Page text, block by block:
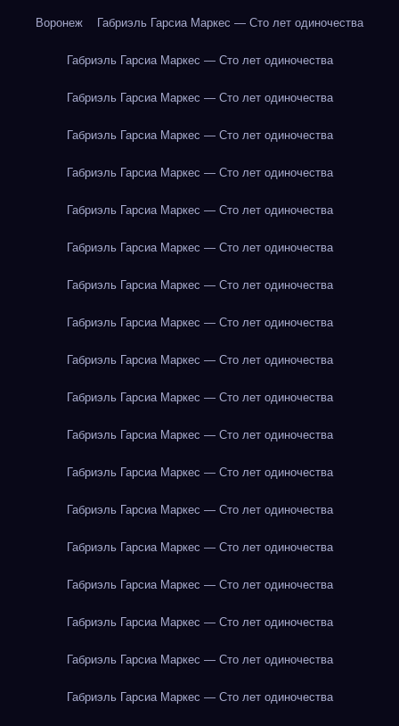
Воронеж Габриэль Гарсиа Маркес — Сто лет одиночества
Габриэль Гарсиа Маркес — Сто лет одиночества
Габриэль Гарсиа Маркес — Сто лет одиночества
Габриэль Гарсиа Маркес — Сто лет одиночества
Габриэль Гарсиа Маркес — Сто лет одиночества
Габриэль Гарсиа Маркес — Сто лет одиночества
Габриэль Гарсиа Маркес — Сто лет одиночества
Габриэль Гарсиа Маркес — Сто лет одиночества
Габриэль Гарсиа Маркес — Сто лет одиночества
Габриэль Гарсиа Маркес — Сто лет одиночества
Габриэль Гарсиа Маркес — Сто лет одиночества
Габриэль Гарсиа Маркес — Сто лет одиночества
Габриэль Гарсиа Маркес — Сто лет одиночества
Габриэль Гарсиа Маркес — Сто лет одиночества
Габриэль Гарсиа Маркес — Сто лет одиночества
Габриэль Гарсиа Маркес — Сто лет одиночества
Габриэль Гарсиа Маркес — Сто лет одиночества
Габриэль Гарсиа Маркес — Сто лет одиночества
Габриэль Гарсиа Маркес — Сто лет одиночества